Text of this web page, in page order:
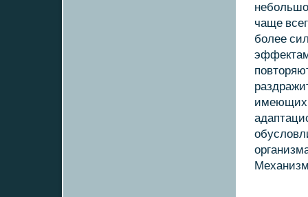
чаще
бοлее
имеющих